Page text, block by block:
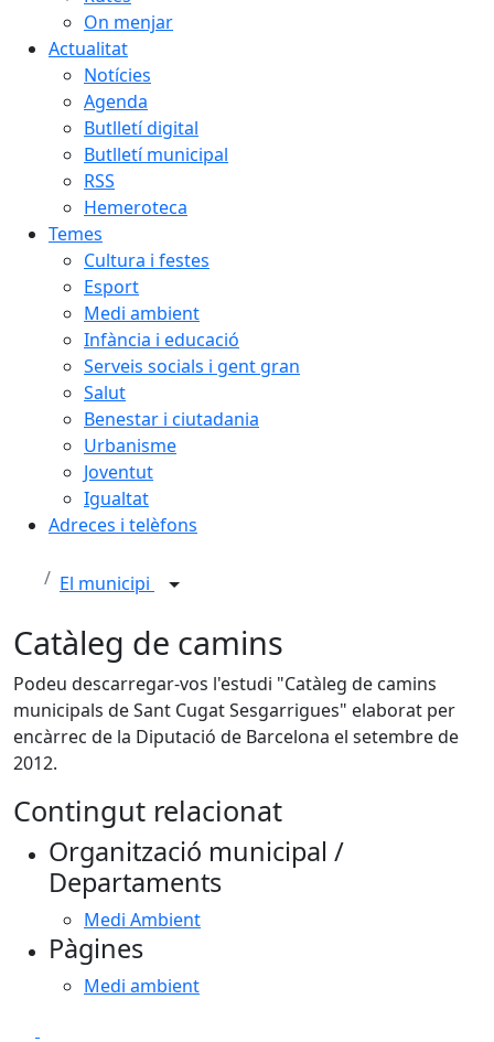
On menjar
Actualitat
Notícies
Agenda
Butlletí digital
Butlletí municipal
RSS
Hemeroteca
Temes
Cultura i festes
Esport
Medi ambient
Infància i educació
Serveis socials i gent gran
Salut
Benestar i ciutadania
Urbanisme
Joventut
Igualtat
Adreces i telèfons
El municipi
Catàleg de camins
Podeu descarregar-vos l'estudi "Catàleg de camins
municipals de Sant Cugat Sesgarrigues" elaborat per
encàrrec de la Diputació de Barcelona el setembre de
2012.
Contingut relacionat
Organització municipal /
Departaments
Medi Ambient
Pàgines
Medi ambient